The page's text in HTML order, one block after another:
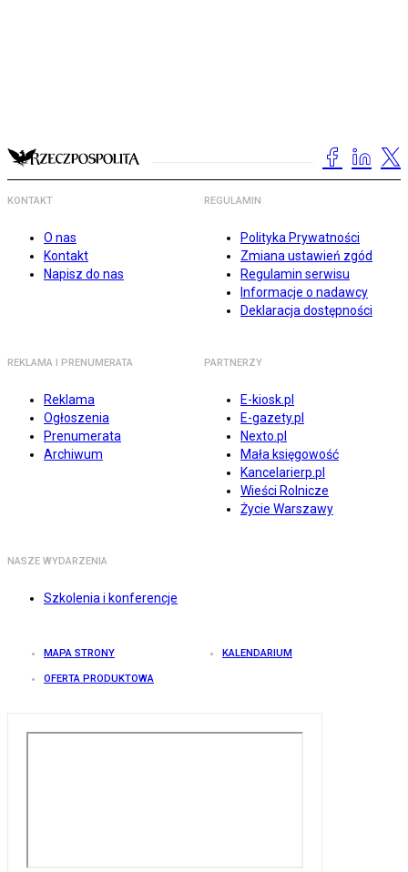
KONTAKT
O nas
Kontakt
Napisz do nas
REGULAMIN
Polityka Prywatności
Zmiana ustawień zgód
Regulamin serwisu
Informacje o nadawcy
Deklaracja dostępności
REKLAMA I PRENUMERATA
Reklama
Ogłoszenia
Prenumerata
Archiwum
PARTNERZY
E-kiosk.pl
E-gazety.pl
Nexto.pl
Mała księgowość
Kancelarierp.pl
Wieści Rolnicze
Życie Warszawy
NASZE WYDARZENIA
Szkolenia i konferencje
MAPA STRONY KALENDARIUM
OFERTA PRODUKTOWA